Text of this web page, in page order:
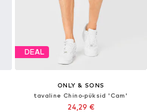
DEAL
ONLY & SONS
tavaline Chino-püksid 'Cam'
24,29 €